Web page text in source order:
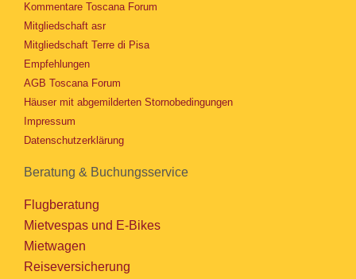
Kommentare Toscana Forum
Mitgliedschaft asr
Mitgliedschaft Terre di Pisa
Empfehlungen
AGB Toscana Forum
Häuser mit abgemilderten Stornobedingungen
Impressum
Datenschutzerklärung
Beratung & Buchungsservice
Flugberatung
Mietvespas und E-Bikes
Mietwagen
Reiseversicherung